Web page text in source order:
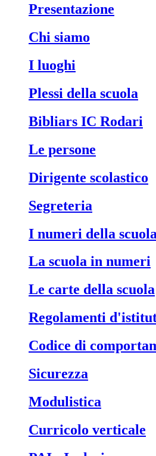
Presentazione
Chi siamo
I luoghi
Plessi della scuola
Bibliars IC Rodari
Le persone
Dirigente scolastico
Segreteria
I numeri della scuola
La scuola in numeri
Le carte della scuola
Regolamenti
Codice di
Sicurezza
Modulistica
Curricolo verticale